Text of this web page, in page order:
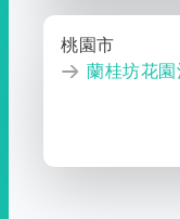
桃園市
蘭桂坊花園